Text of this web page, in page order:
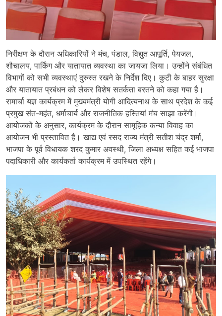
निरीक्षण के दौरान अधिकारियों ने मंच, पंडाल, विद्युत आपूर्ति, पेयजल,
शौचालय, पार्किंग और यातायात व्यवस्था का जायजा लिया। उन्होंने संबंधित
विभागों को सभी व्यवस्थाएं दुरुस्त रखने के निर्देश दिए। कुटी के बाहर सुरक्षा
और यातायात प्रबंधन को लेकर विशेष सतर्कता बरतने को कहा गया है।
रामार्चा यज्ञ कार्यक्रम में मुख्यमंत्री योगी आदित्यनाथ के साथ प्रदेश के कई
प्रमुख संत-महंत, धर्माचार्य और राजनीतिक हस्तियां मंच साझा करेंगी।
आयोजकों के अनुसार, कार्यक्रम के दौरान सामूहिक कन्या विवाह का
आयोजन भी प्रस्तावित है। खाद्य एवं रसद राज्य मंत्री सतीश चंद्र शर्मा,
भाजपा के पूर्व विधायक शरद कुमार अवस्थी, जिला अध्यक्ष सहित कई भाजपा
पदाधिकारी और कार्यकर्ता कार्यक्रम में उपस्थित रहेंगे।